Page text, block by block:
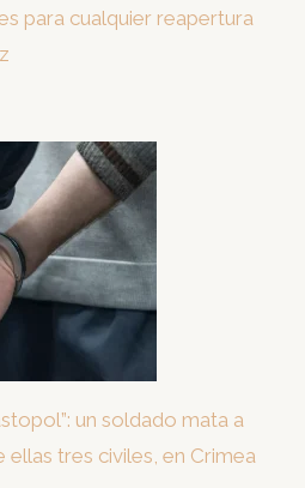
para cualquier reapertura
un soldado mata a
tres civiles, en Crimea